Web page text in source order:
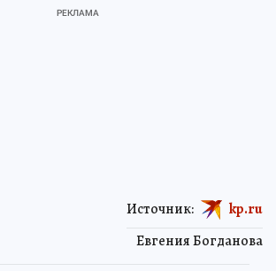
Евгения Богданова
Источник: kp.ru